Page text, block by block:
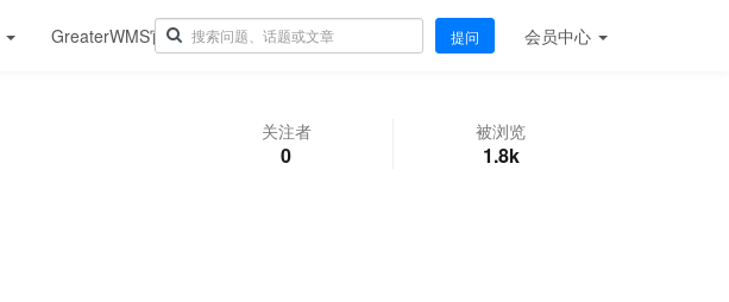
GreaterWMS官网 提问 会员中心
关注者
0
被浏览
1.8k